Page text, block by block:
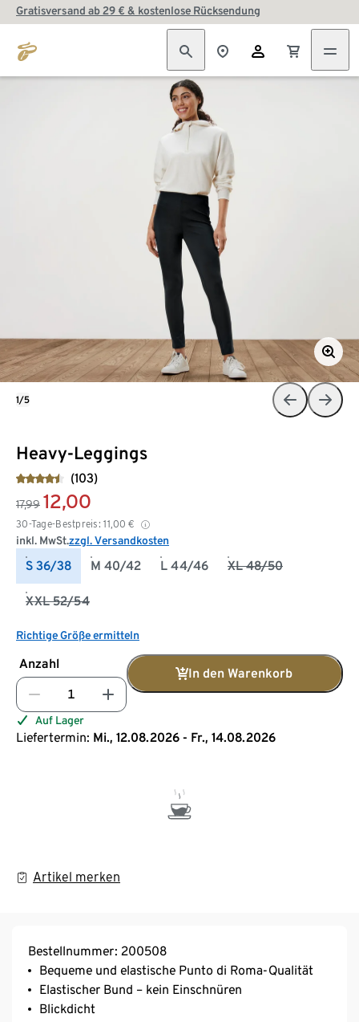
Gratisversand ab 29 € & kostenlose Rücksendung
Heavy-Leggings
(103)
17,99 12,00
30-Tage-Bestpreis: 11,00 €
inkl. MwSt.zzgl. Versandkosten
S 36/38 M 40/42 L 44/46 XL 48/50
XXL 52/54
Richtige Größe ermitteln
Anzahl
In den Warenkorb
Auf Lager
Liefertermin: Mi., 12.08.2026 - Fr., 14.08.2026
Artikel merken
1/5
Bestellnummer: 200508
Bequeme und elastische Punto di Roma-Qualität
Elastischer Bund – kein Einschnüren
Blickdicht